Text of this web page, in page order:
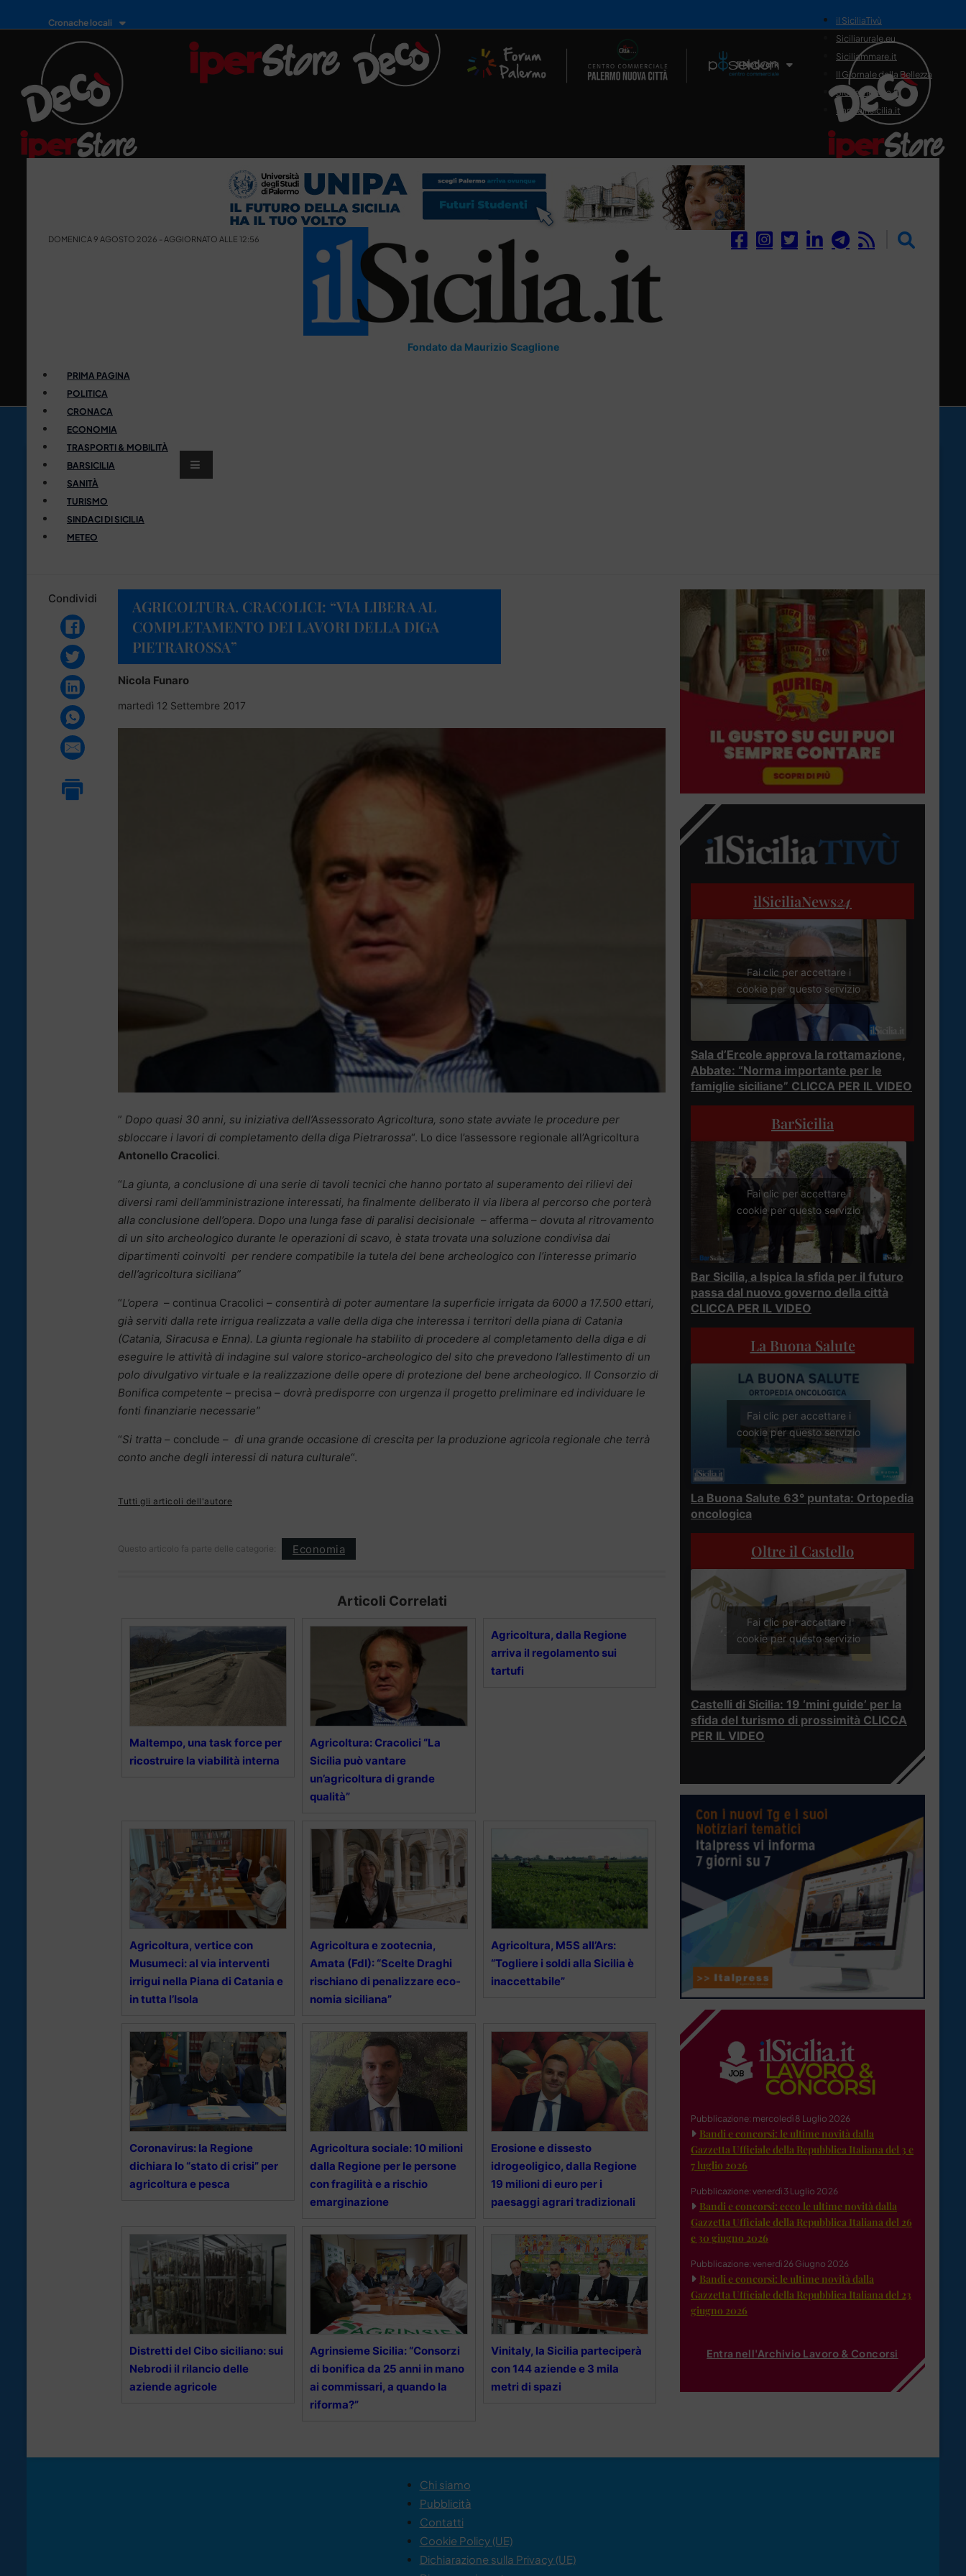
Cronache locali
Il Network
il SiciliaTivù
Siciliarurale.eu
Siciliammare.it
Il Giornale della Bellezza
Siciliamedica.it
Sanitainsicilia.it
DOMENICA 9 AGOSTO 2026 - AGGIORNATO ALLE 12:56
Fondato da Maurizio Scaglione
PRIMA PAGINA
POLITICA
CRONACA
ECONOMIA
TRASPORTI & MOBILITÀ
BARSICILIA
SANITÀ
TURISMO
SINDACI DI SICILIA
METEO
Condividi
AGRICOLTURA. CRACOLICI: “VIA LIBERA AL
COMPLETAMENTO DEI LAVORI DELLA DIGA
PIETRAROSSA”
Nicola Funaro
martedì 12 Settembre 2017
” Dopo quasi 30 anni, su iniziativa dell’Assessorato Agricoltura, sono state avviate le procedure per
sbloccare i lavori di completamento della diga Pietrarossa“. Lo dice l’assessore regionale all’Agricoltura
Antonello Cracolici.
“La giunta, a conclusione di una serie di tavoli tecnici che hanno portato al superamento dei rilievi dei
diversi rami dell’amministrazione interessati, ha finalmente deliberato il via libera al percorso che porterà
alla conclusione dell’opera. Dopo una lunga fase di paralisi decisionale – afferma – dovuta al ritrovamento
di un sito archeologico durante le operazioni di scavo, è stata trovata una soluzione condivisa dai
dipartimenti coinvolti per rendere compatibile la tutela del bene archeologico con l’interesse primario
dell’agricoltura siciliana”
“L’opera – continua Cracolici – consentirà di poter aumentare la superficie irrigata da 6000 a 17.500 ettari,
già serviti dalla rete irrigua realizzata a valle della diga che interessa i territori della piana di Catania
(Catania, Siracusa e Enna). La giunta regionale ha stabilito di procedere al completamento della diga e di
eseguire le attività di indagine sul valore storico-archeologico del sito che prevedono l’allestimento di un
polo divulgativo virtuale e la realizzazione delle opere di protezione del bene archeologico. Il Consorzio di
Bonifica competente – precisa – dovrà predisporre con urgenza il progetto preliminare ed individuare le
fonti finanziarie necessarie”
“Si tratta – conclude – di una grande occasione di crescita per la produzione agricola regionale che terrà
conto anche degli interessi di natura culturale“.
Tutti gli articoli dell'autore
Questo articolo fa parte delle categorie: Economia
Articoli Correlati
Maltempo, una task force per
ricostruire la viabilità interna
Agricoltura: Cracolici “La
Sicilia può vantare
un’agricoltura di grande
qualità”
Agricoltura, dalla Regione
arriva il regolamento sui
tartufi
Agricoltura, vertice con
Musumeci: al via interventi
irrigui nella Piana di Catania e
in tutta l’Isola
Agricoltura e zootecnia,
Amata (FdI): “Scel­te Dra­ghi
rischiano di penalizzare e­co­
no­mia si­ci­lia­na”
Agricoltura, M5S all’Ars:
“Togliere i soldi alla Sicilia è
inaccettabile”
Coronavirus: la Regione
dichiara lo “stato di crisi” per
agricoltura e pesca
Agricoltura sociale: 10 milioni
dalla Regione per le persone
con fragilità e a rischio
emarginazione
Erosione e dissesto
idrogeoligico, dalla Regione
19 milioni di euro per i
paesaggi agrari tradizionali
Distretti del Cibo siciliano: sui
Nebrodi il rilancio delle
aziende agricole
Agrinsieme Sicilia: “Consorzi
di bonifica da 25 anni in mano
ai commissari, a quando la
riforma?”
Vinitaly, la Sicilia parteciperà
con 144 aziende e 3 mila
metri di spazi
ilSiciliaNews24
Fai clic per accettare i
cookie per questo servizio
Sala d’Ercole approva la rottamazione,
Abbate: “Norma importante per le
famiglie siciliane” CLICCA PER IL VIDEO
BarSicilia
Fai clic per accettare i
cookie per questo servizio
Bar Sicilia, a Ispica la sfida per il futuro
passa dal nuovo governo della città
CLICCA PER IL VIDEO
La Buona Salute
Fai clic per accettare i
cookie per questo servizio
La Buona Salute 63° puntata: Ortopedia
oncologica
Oltre il Castello
Fai clic per accettare i
cookie per questo servizio
Castelli di Sicilia: 19 ‘mini guide’ per la
sfida del turismo di prossimità CLICCA
PER IL VIDEO
Pubblicazione: mercoledì 8 Luglio 2026
Bandi e concorsi: le ultime novità dalla
Gazzetta Ufficiale della Repubblica Italiana del 3 e
7 luglio 2026
Pubblicazione: venerdì 3 Luglio 2026
Bandi e concorsi: ecco le ultime novità dalla
Gazzetta Ufficiale della Repubblica Italiana del 26
e 30 giugno 2026
Pubblicazione: venerdì 26 Giugno 2026
Bandi e concorsi: le ultime novità dalla
Gazzetta Ufficiale della Repubblica Italiana del 23
giugno 2026
Entra nell'Archivio Lavoro & Concorsi
Chi siamo
Pubblicità
Contatti
Cookie Policy (UE)
Dichiarazione sulla Privacy (UE)